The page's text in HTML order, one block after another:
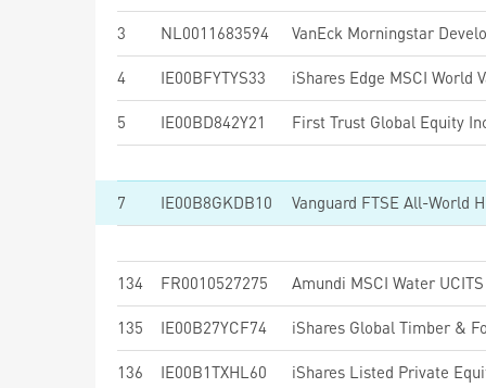
3 NL0011683594
4 IE00BFYTYS33
5 IE00BD842Y21 First Trust Global Equity
7 IE00B8GKDB10
134 FR0010527275 Amundi MSCI Water
135 IE00B27YCF74 iShares Global Timber &
136 IE00B1TXHL60 iShares Listed Private